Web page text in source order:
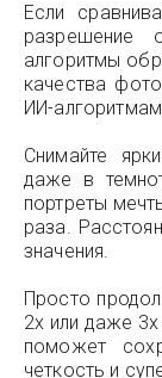
Если
разрешение
алгоритмы
качества
ИИ-
Снимайте
даже в
портреты
раза.
значения.
Просто
2x или даже 3x
поможет
четкость и